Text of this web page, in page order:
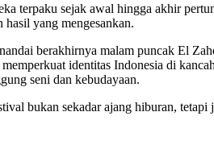
terpaku sejak awal hingga akhir
hasil yang mengesankan.
berakhirnya malam puncak El
identitas Indonesia di
seni dan kebudayaan.
bukan sekadar ajang hiburan,